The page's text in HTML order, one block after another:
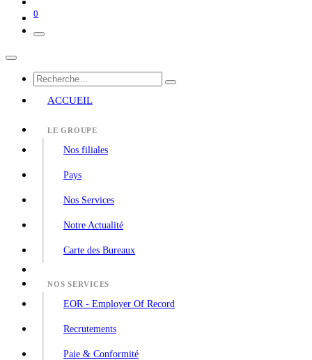
0
ACCUEIL
LE GROUPE
Nos filiales
Pays
Nos Services
Notre Actualité
Carte des Bureaux
NOS SERVICES
EOR - Employer Of Record
Recrutements
Paie & Conformité